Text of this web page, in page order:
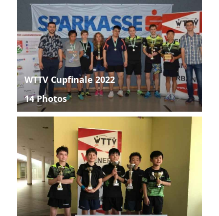
WTTV Cupfinale 2022
14 Photos